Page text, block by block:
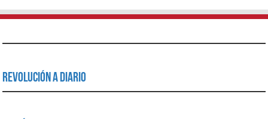
Revolución a Diario